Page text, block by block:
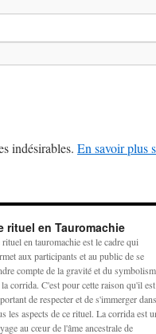
indésirables. En savoir plus
rituel en Tauromachie
en tauromachie est le cadre qui
aux participants et au public de se
compte de la gravité et du
la corrida. C'est pour cette raison qu'il
de respecter et de s'immerger dans
les aspects de ce rituel. La corrida est
au cœur de l'âme ancestrale de